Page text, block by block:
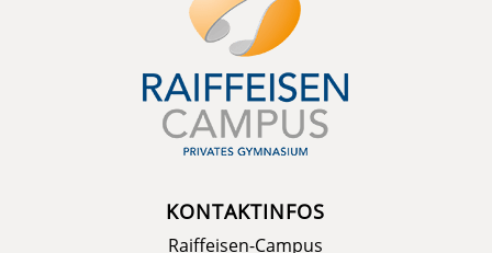
KONTAKTINFOS
Raiffeisen-Campus